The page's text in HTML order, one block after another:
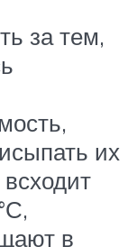
за тем,
их
в